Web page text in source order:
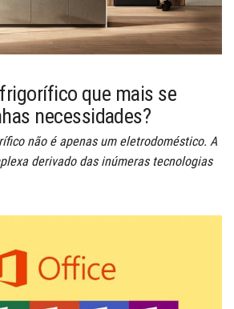
que mais se
necessidades?
não é apenas um eletrodoméstico. A
derivado das inúmeras tecnologias